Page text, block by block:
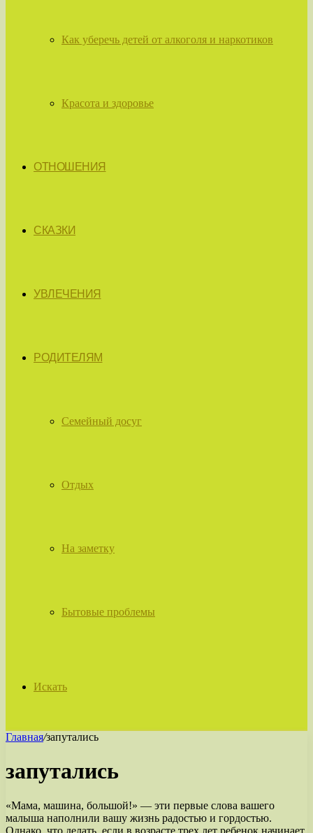
Как уберечь детей от алкоголя и наркотиков
Красота и здоровье
ОТНОШЕНИЯ
СКАЗКИ
УВЛЕЧЕНИЯ
РОДИТЕЛЯМ
Семейный досуг
Отдых
На заметку
Бытовые проблемы
Искать
Главная/запутались
запутались
«Мама, машина, большой!» — эти первые слова вашего
малыша наполнили вашу жизнь радостью и гордостью.
Однако, что делать, если в возрасте трех лет ребенок начинает